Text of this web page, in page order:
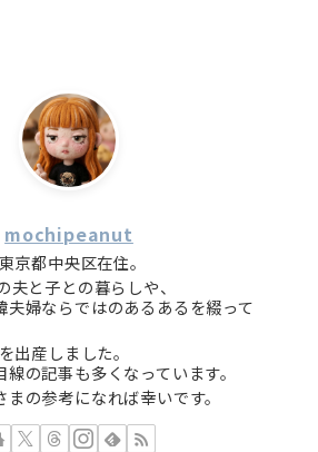
mochipeanut
京都中央区在住。
夫と子との暮らしや、
夫婦ならではのあるあるを綴って
出産しました。
の記事も多くなっています。
の参考になれば幸いです。